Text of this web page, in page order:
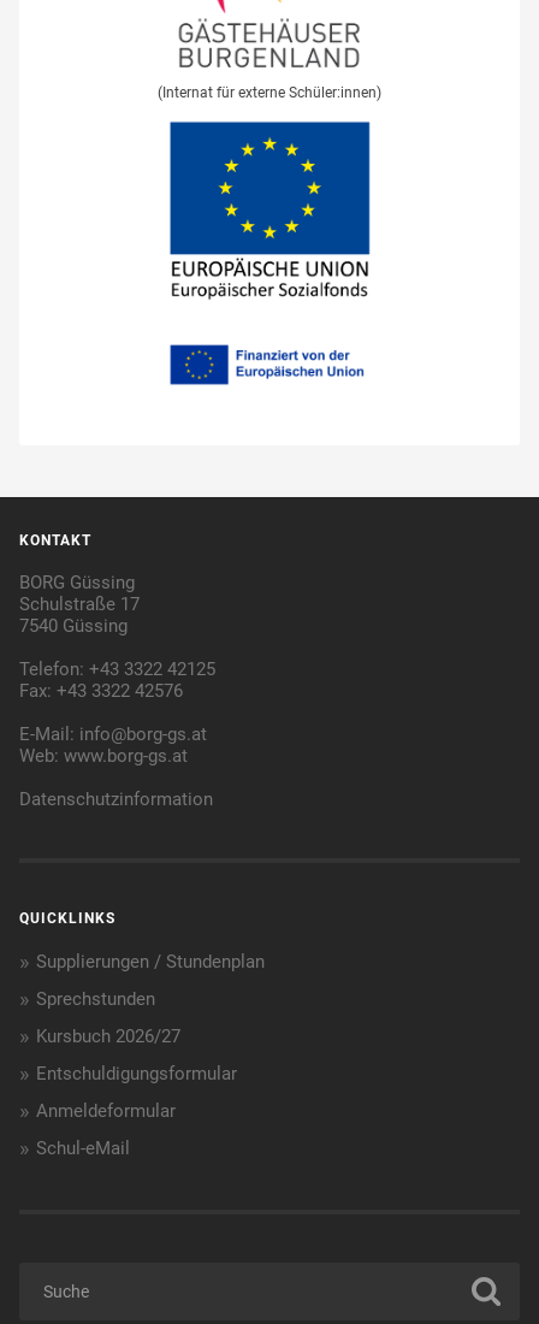
(Internat für externe Schüler:innen)
KONTAKT
BORG Güssing
Schulstraße 17
7540 Güssing
Telefon: +43 3322 42125
Fax: +43 3322 42576
E-Mail: info@borg-gs.at
Web:www.borg-gs.at
Datenschutzinformation
QUICKLINKS
Supplierungen / Stundenplan
Sprechstunden
Kursbuch 2026/27
Entschuldigungsformular
Anmeldeformular
Schul-eMail